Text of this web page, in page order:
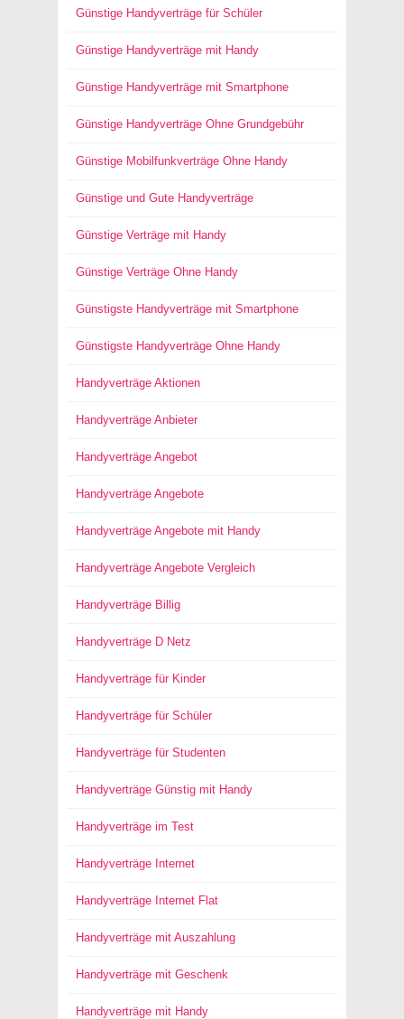
Günstige Handyverträge für Schüler
Günstige Handyverträge mit Handy
Günstige Handyverträge mit Smartphone
Günstige Handyverträge Ohne Grundgebühr
Günstige Mobilfunkverträge Ohne Handy
Günstige und Gute Handyverträge
Günstige Verträge mit Handy
Günstige Verträge Ohne Handy
Günstigste Handyverträge mit Smartphone
Günstigste Handyverträge Ohne Handy
Handyverträge Aktionen
Handyverträge Anbieter
Handyverträge Angebot
Handyverträge Angebote
Handyverträge Angebote mit Handy
Handyverträge Angebote Vergleich
Handyverträge Billig
Handyverträge D Netz
Handyverträge für Kinder
Handyverträge für Schüler
Handyverträge für Studenten
Handyverträge Günstig mit Handy
Handyverträge im Test
Handyverträge Internet
Handyverträge Internet Flat
Handyverträge mit Auszahlung
Handyverträge mit Geschenk
Handyverträge mit Handy